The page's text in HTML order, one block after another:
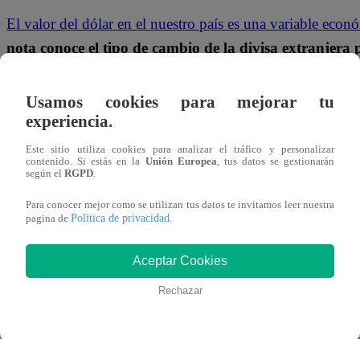
El valor del dólar en el nuestro país es una variable
nota conoce el tipo de cambio de la divisa extranjera
cambio en Perú, la expectativa y la percepción de
¿CUÁL ES EL PRECIO DEL
cotizó para hoy, domingo 24 de mayo, enS/3.413la
DÓLAR EN PERÚ: ¿CUÁL ES LA
Usamos cookies para mejorar tu
experiencia.
Este sitio utiliza cookies para analizar el tráfico y personalizar
contenido. Si estás en la Unión Europea, tus datos se gestionarán
según el RGPD.
Para conocer mejor como se utilizan tus datos te invitamos leer nuestra
pagina de Política de privacidad.
Aceptar Cookies
Rechazar